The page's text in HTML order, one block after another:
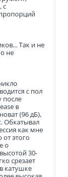
с
Так и не
не
с пол
после
в
(96 дБ),
Обкатывал
как мне
этого
о
30-
срезает
катушке